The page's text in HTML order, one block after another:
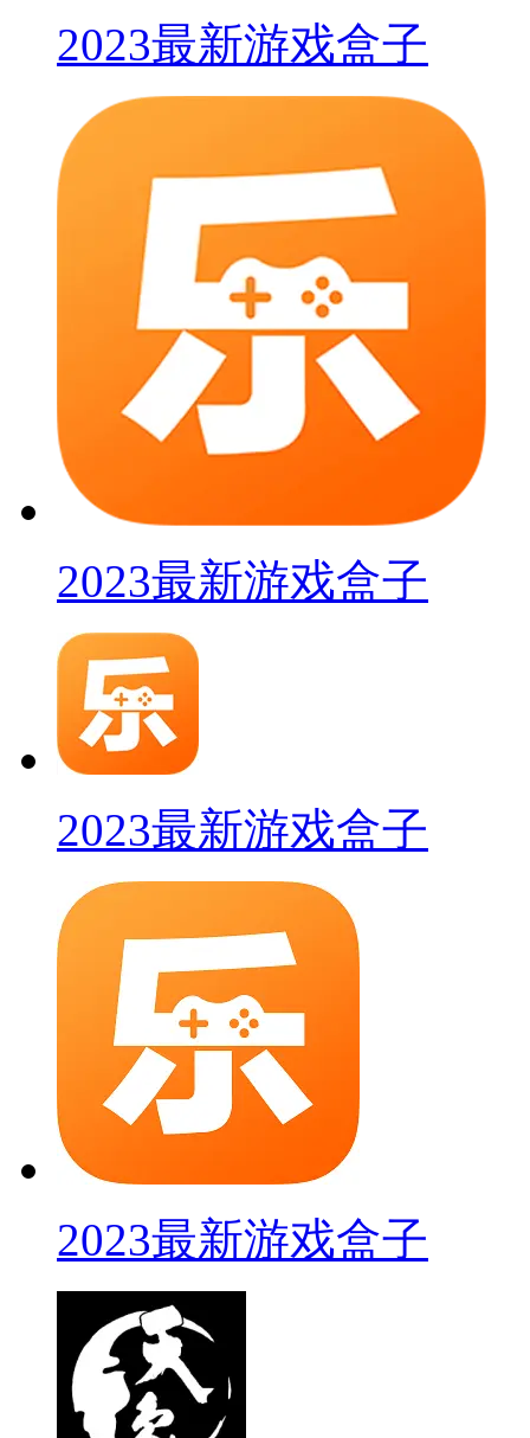
2023最新游戏盒子
2023最新游戏盒子
2023最新游戏盒子
2023最新游戏盒子